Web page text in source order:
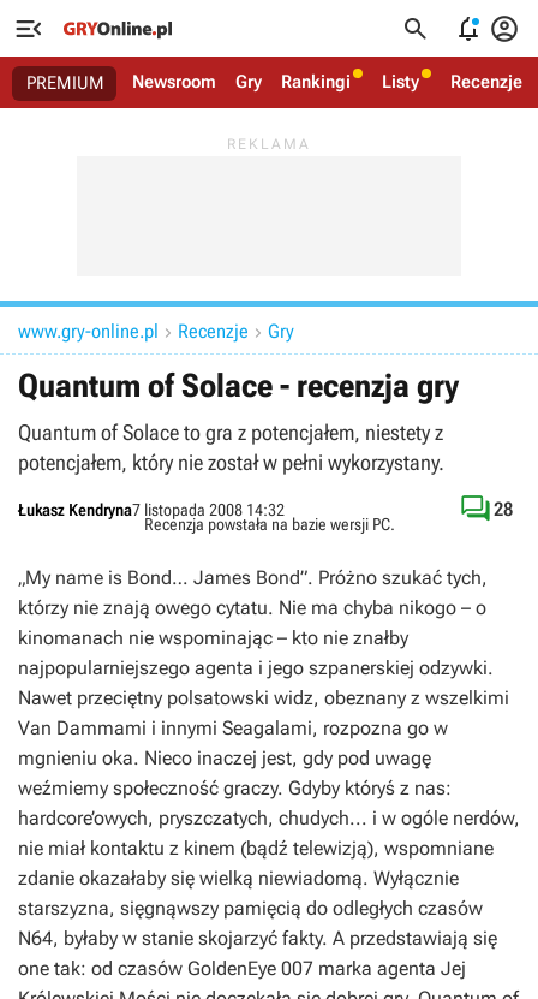
   
PREMIUM Newsroom Gry Rankingi Listy Recenzje
www.gry-online.pl  Recenzje  Gry
Quantum of Solace - recenzja gry
Quantum of Solace to gra z potencjałem, niestety z
potencjałem, który nie został w pełni wykorzystany.
Łukasz Kendryna7 listopada 2008 14:32 28
Recenzja powstała na bazie wersji PC.
„My name is Bond… James Bond”. Próżno szukać tych,
którzy nie znają owego cytatu. Nie ma chyba nikogo – o
kinomanach nie wspominając – kto nie znałby
najpopularniejszego agenta i jego szpanerskiej odzywki.
Nawet przeciętny polsatowski widz, obeznany z wszelkimi
Van Dammami i innymi Seagalami, rozpozna go w
mgnieniu oka. Nieco inaczej jest, gdy pod uwagę
weźmiemy społeczność graczy. Gdyby któryś z nas:
hardcore’owych, pryszczatych, chudych... i w ogóle nerdów,
nie miał kontaktu z kinem (bądź telewizją), wspomniane
zdanie okazałaby się wielką niewiadomą. Wyłącznie
starszyzna, sięgnąwszy pamięcią do odległych czasów
N64, byłaby w stanie skojarzyć fakty. A przedstawiają się
one tak: od czasów GoldenEye 007 marka agenta Jej